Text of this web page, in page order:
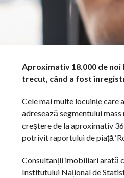
Aproximativ 18.000 de noi
trecut, când a fost
Cele mai multe locuințe
adresează segmentului
creștere de la aproximativ
potrivit raportului de piață
Consultanții imobiliari arată
Institutului Național de